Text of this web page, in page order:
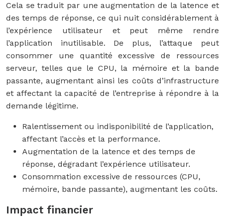
Cela se traduit par une augmentation de la latence et
des temps de réponse, ce qui nuit considérablement à
l’expérience utilisateur et peut même rendre
l’application inutilisable. De plus, l’attaque peut
consommer une quantité excessive de ressources
serveur, telles que le CPU, la mémoire et la bande
passante, augmentant ainsi les coûts d’infrastructure
et affectant la capacité de l’entreprise à répondre à la
demande légitime.
Ralentissement ou indisponibilité de l’application,
affectant l’accès et la performance.
Augmentation de la latence et des temps de
réponse, dégradant l’expérience utilisateur.
Consommation excessive de ressources (CPU,
mémoire, bande passante), augmentant les coûts.
Impact financier